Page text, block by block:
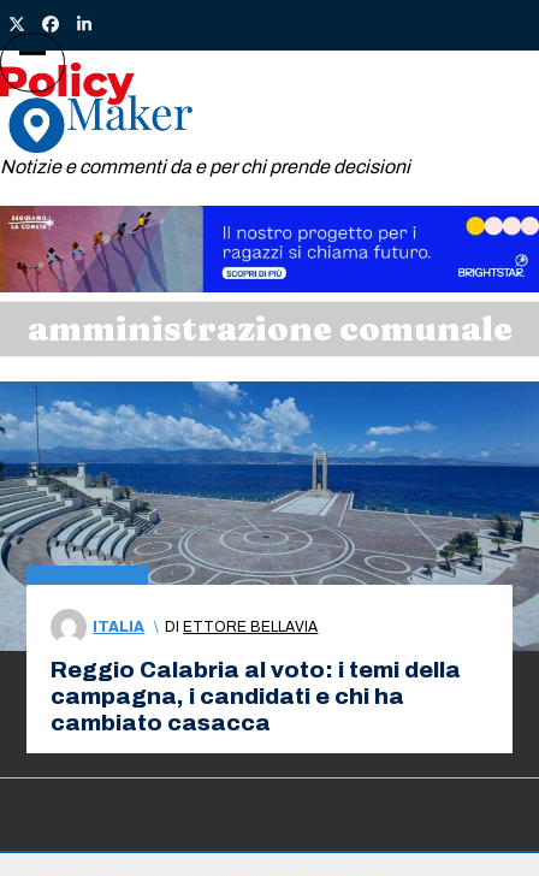
Skip
to
content
TwitterFacebook
LinkedIn
Notizie e commenti da e per chi prende decisioni
Open
mobile
menu
Close
mobile
menu
amministrazione comunale
ITALIA \ DI ETTORE BELLAVIA
Reggio Calabria al voto: i temi della
campagna, i candidati e chi ha
cambiato casacca